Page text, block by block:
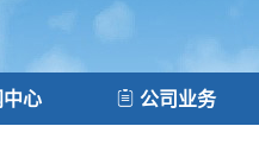
心 公司业务